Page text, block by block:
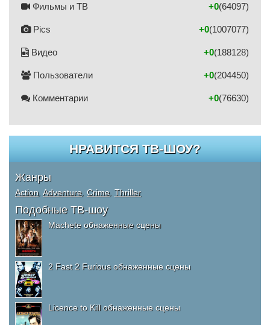
Фильмы и ТВ (64097)
+0
Pics (1007077)
+0
Видео (188128)
+0
Пользователи (204450)
+0
Комментарии (76630)
+0
НРАВИТСЯ ТВ-ШОУ?
Жанры
Action Adventure, Crime, Thriller
Подобные ТВ-шоу
Machete обнаженные сцены
2 Fast 2 Furious обнаженные сцены
Licence to Kill обнаженные сцены